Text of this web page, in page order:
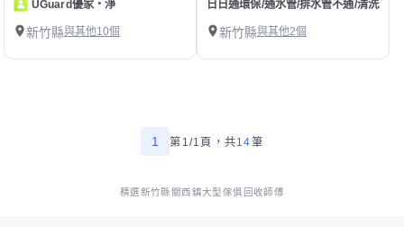
UGuard優家・淨
新竹縣與其他10個
日日通環保/通水管/排水管不通/清洗水
新竹縣與其他2個
1 第1/1頁， 共14筆
精選新竹縣關西鎮大型傢俱回收師傅